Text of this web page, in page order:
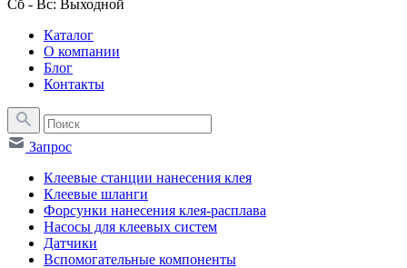
Сб - Вс: Выходной
Каталог
О компании
Блог
Контакты
Запрос
Клеевые станции нанесения клея
Клеевые шланги
Форсунки нанесения клея-расплава
Насосы для клеевых систем
Датчики
Вспомогательные компоненты